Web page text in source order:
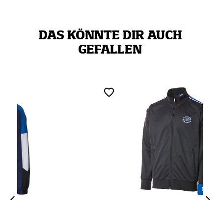
DAS KÖNNTE DIR AUCH
GEFALLEN
MITGLIEDER